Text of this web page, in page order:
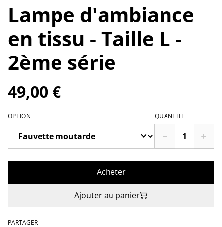
Lampe d'ambiance
en tissu - Taille L -
2ème série
49,00 €
OPTION QUANTITÉ
Acheter
Ajouter au panier
PARTAGER